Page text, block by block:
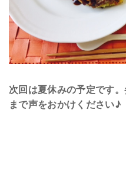
次回は夏休みの予定です
まで声をおかけください♪